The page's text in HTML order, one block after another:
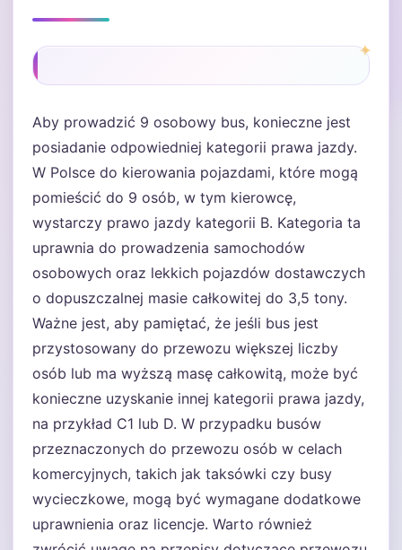
Aby prowadzić 9 osobowy bus, konieczne jest
posiadanie odpowiedniej kategorii prawa jazdy.
W Polsce do kierowania pojazdami, które mogą
pomieścić do 9 osób, w tym kierowcę,
wystarczy prawo jazdy kategorii B. Kategoria ta
uprawnia do prowadzenia samochodów
osobowych oraz lekkich pojazdów dostawczych
o dopuszczalnej masie całkowitej do 3,5 tony.
Ważne jest, aby pamiętać, że jeśli bus jest
przystosowany do przewozu większej liczby
osób lub ma wyższą masę całkowitą, może być
konieczne uzyskanie innej kategorii prawa jazdy,
na przykład C1 lub D. W przypadku busów
przeznaczonych do przewozu osób w celach
komercyjnych, takich jak taksówki czy busy
wycieczkowe, mogą być wymagane dodatkowe
uprawnienia oraz licencje. Warto również